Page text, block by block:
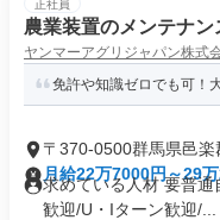
正社員
農業装置のメンテナン
ヤンマーアグリジャパン株式
免許や知識ゼロでも可！
〒370-0500群馬県邑楽
月給22万7000円～29
求めている人材 要普
歓迎/U・Iターン歓迎/...